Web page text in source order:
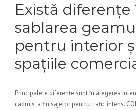
Există
sablarea
pentru interior
spațiile
Principalele diferențe sunt în alegerea
cadru și a finisajelor pentru trafic intens.